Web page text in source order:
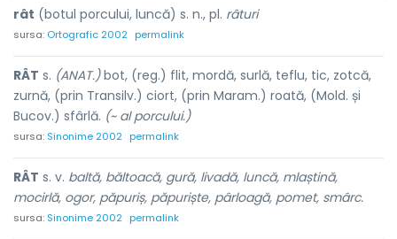
rât (botul porcului, luncă) s. n., pl. râturi
sursa: Ortografic 2002 permalink
RÂT s. (ANAT.)bot, (reg.) flit, mordă, surlă, teflu, tic, zotcă,
zurnă, (prin Transilv.) ciort, (prin Maram.) roată, (Mold. și
Bucov.) sfârlă. (~ al porcului.)
sursa: Sinonime 2002 permalink
RÂT s. v. baltă, băltoacă, gură, livadă, luncă, mlaștină,
mocirlă, ogor, păpuriș, păpuriște, pârloagă, pomet, smârc.
sursa: Sinonime 2002 permalink